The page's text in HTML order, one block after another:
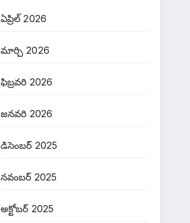
ఏప్రిల్ 2026
మార్చి 2026
ఫిబ్రవరి 2026
జనవరి 2026
డిసెంబర్ 2025
నవంబర్ 2025
అక్టోబర్ 2025